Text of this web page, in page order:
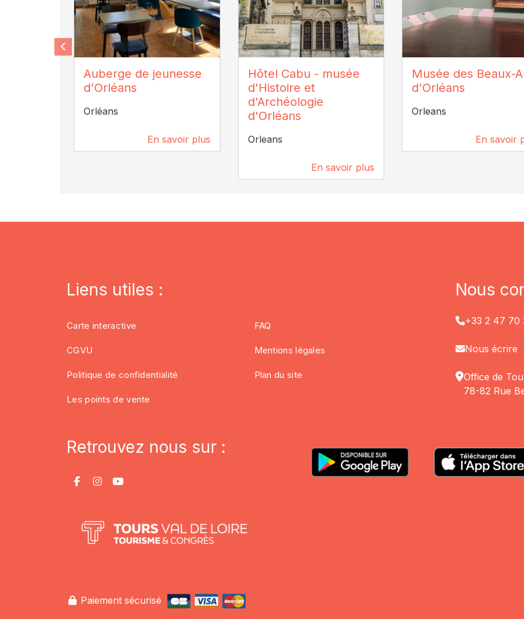
Auberge de jeunesse
d'Orléans
Orléans
En savoir plus
Tourisme
Hôtel Cabu - musée
d'Histoire et
d'Archéologie
d'Orléans
Orleans
En savoir plus
d'Orléans
Musée des Beaux-
d'Orléans
Orleans
En savoir
Liens utiles :
Carte interactive FAQ
CGVU Mentions légales
Politique de confidentialité Plan du site
Les points de vente
Nous
+33 2 47 70
Nous écrire
Office de
78-82 Rue
Retrouvez nous sur :
Paiement sécurisé